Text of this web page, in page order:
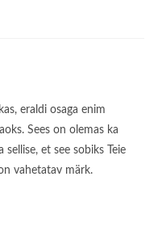
eraldi osaga enim
Sees on olemas ka
sellise, et see sobiks Teie
vahetatav märk.